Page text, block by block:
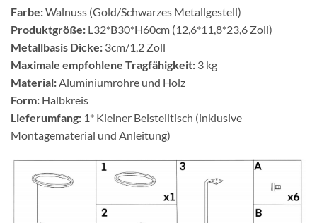
Farbe:Walnuss (Gold/Schwarzes Metallgestell)
Produktgröße: L32*B30*H60cm (12,6*11,8*23,6 Zoll)
Metallbasis Dicke: 3cm/1,2 Zoll
Maximale empfohlene Tragfähigkeit: 3 kg
Material:Aluminiumrohre und Holz
Form: Halbkreis
Lieferumfang: 1* Kleiner Beistelltisch (inklusive
Montagematerial und Anleitung)